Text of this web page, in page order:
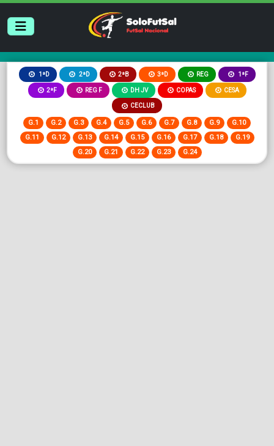
1ªD 2ªD 2ªB 3ªD REG 1ªF
2ªF REG F DH JV COPAS CESA
CECLUB
G.1 G.2 G.3 G.4 G.5 G.6 G.7 G.8 G.9
G.10
G.11
G.12 G.13 G.14 G.15 G.16 G.17 G.18
G.19
G.20
G.21 G.22 G.23 G.24